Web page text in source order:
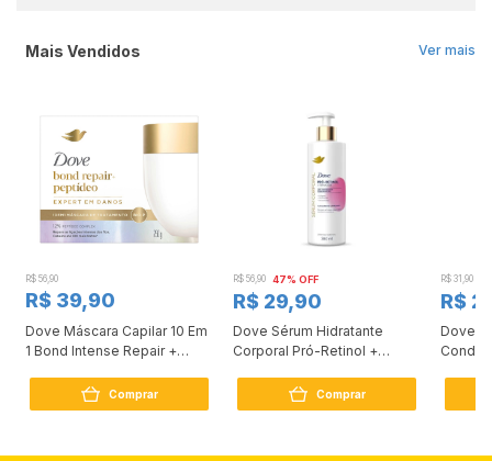
Ver mais
Mais Vendidos
R$ 56,90
R$ 39,90
Dove Máscara Capilar 10 Em
1 Bond Intense Repair +
Comprar
R$ 56,90 47% OFF
R$ 29,90
Dove Sérum Hidratante
Corporal Pró-Retinol +
Comprar
R$ 31,90
R$
Dove